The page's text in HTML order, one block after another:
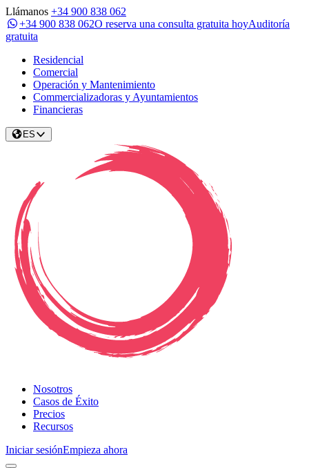
Llámanos +34 900 838 062
+34 900 838 062O reserva una consulta gratuita hoyAuditoría
gratuita
Residencial
Comercial
Operación y Mantenimiento
Commercializadoras y Ayuntamientos
Financieras
ES
Nosotros
Casos de Éxito
Precios
Recursos
Iniciar sesiónEmpieza ahora